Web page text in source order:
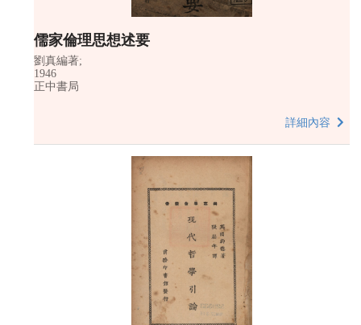
儒家倫理思想述要
劉真編著;
1946
正中書局
詳細內容